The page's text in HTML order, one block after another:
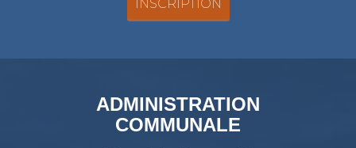
ADMINISTRATION
COMMUNALE